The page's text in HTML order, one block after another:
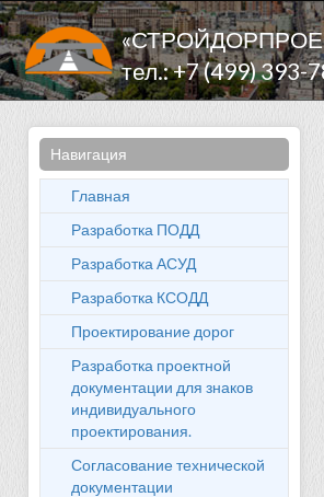
тел.: +7 (499) 393-
Навигация
Главная
Разработка ПОДД
Разработка АСУД
Разработка КСОДД
Проектирование дорог
Разработка проектной
документации для знаков
индивидуального
проектирования.
Согласование технической
документации